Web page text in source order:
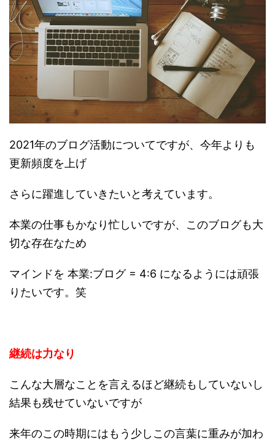
2021年のブログ活動についてですが、今年よりも
更新頻度を上げ
さらに躍進していきたいと考えています。
本業の仕事もかなり忙しいですが、このブログも大
切な存在なため
マインドを 本業:ブログ = 4:6 になるようには頑張
りたいです。笑
継続は力なり
こんな大層なことを言えるほど継続もしていないし
結果も残せていないですが
来年のこの時期にはもう少しこの言葉に重みが加わ